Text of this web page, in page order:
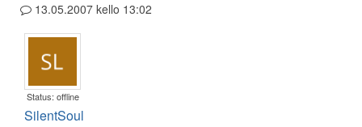
13.05.2007 kello 13:02
Status: offline
SilentSoul